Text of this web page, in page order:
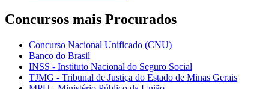
Concursos mais Procurados
Concurso Nacional Unificado (CNU)
Banco do Brasil
INSS - Instituto Nacional do Seguro Social
TJMG - Tribunal de Justiça do Estado de Minas Gerais